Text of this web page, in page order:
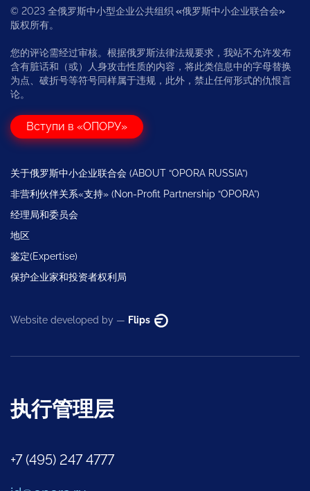
© 2023 全俄罗斯中小型企业公共组织 «俄罗斯中小企业联合会»
版权所有。
您的评论需经过审核。根据俄罗斯法律法规要求，我站不允许发布
含有脏话和（或）人身攻击性质的内容，将此类信息中的字母替换
为点、破折号等符号同样属于违规，此外，禁止任何形式的仇恨言
论。
Вступи в «ОПОРУ»
关于俄罗斯中小企业联合会 (ABOUT “OPORA RUSSIA”)
非营利伙伴关系«支持» (Non-Profit Partnership “OPORA”)
经理局和委员会
地区
鉴定(Expertise)
保护企业家和投资者权利局
Website developed by — Flips
执行管理层
+7 (495) 247 4777